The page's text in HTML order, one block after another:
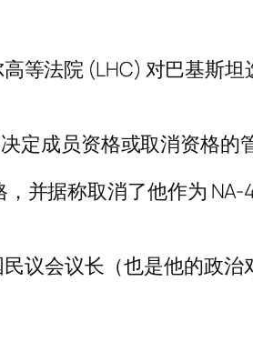
等法院 (LHC) 对巴基斯
定成员资格或取消资格的
并据称取消了他作为 NA-
议会议长（也是他的政